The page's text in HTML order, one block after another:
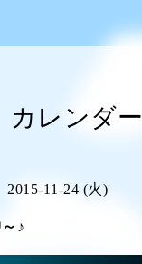
カレンダー
2015-11-24 (火)
♪